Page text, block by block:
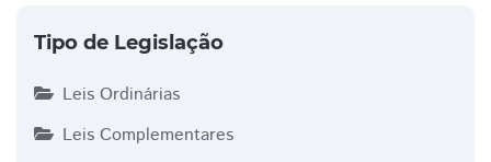
Tipo de Legislação
Leis Ordinárias
Leis Complementares